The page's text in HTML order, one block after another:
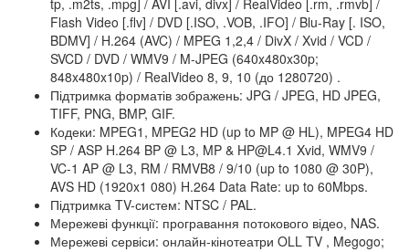
tp, .m2ts, .mpg] / AVI [.avi, divx] / RealVideo [.rm, .rmvb] /
Flash Video [.flv] / DVD [.ISO, .VOB, .IFO] / Blu-Ray [. ISO,
BDMV] / H.264 (AVC) / MPEG 1,2,4 / DivX / Xvid / VCD /
SVCD / DVD / WMV9 / M-JPEG (640x480x30p;
848x480x10p) / RealVideo 8, 9, 10 (до 1280720) .
Підтримка форматів зображень: JPG / JPEG, HD JPEG,
TIFF, PNG, BMP, GIF.
Кодеки: MPEG1, MPEG2 HD (up to MP @ HL), MPEG4 HD
SP / ASP H.264 BP @ L3, MP & HP@L4.1 Xvid, WMV9 /
VC-1 AP @ L3, RM / RMVB8 / 9/10 (up to 1080 @ 30P),
AVS HD (1920x1 080) H.264 Data Rate: up to 60Mbps.
Підтримка TV-систем: NTSC / PAL.
Мережеві функції: програвання потокового відео, NAS.
Мережеві сервіси: онлайн-кінотеатри OLL TV , Megogo;